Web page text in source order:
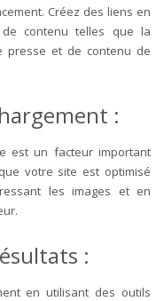
Créez des liens en
contenu telles que la
presse et de contenu de
:
est un facteur important
votre site est optimisé
les images et en
:
en utilisant des outils